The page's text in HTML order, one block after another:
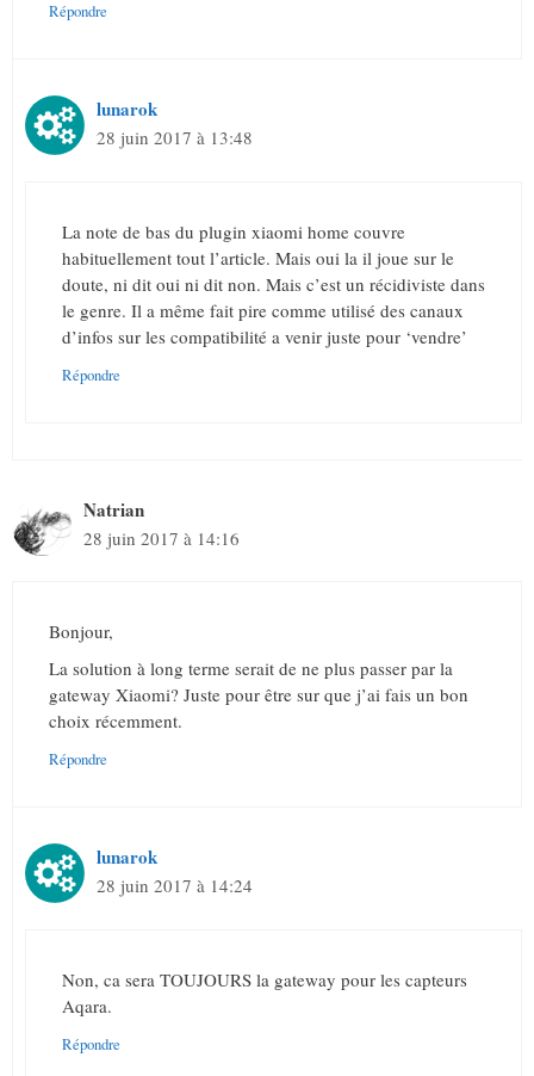
Répondre
lunarok
28 juin 2017 à 13:48
La note de bas du plugin xiaomi home couvre
habituellement tout l’article. Mais oui la il joue sur le
doute, ni dit oui ni dit non. Mais c’est un récidiviste dans
le genre. Il a même fait pire comme utilisé des canaux
d’infos sur les compatibilité a venir juste pour ‘vendre’
Répondre
Natrian
28 juin 2017 à 14:16
Bonjour,
La solution à long terme serait de ne plus passer par la
gateway Xiaomi? Juste pour être sur que j’ai fais un bon
choix récemment.
Répondre
lunarok
28 juin 2017 à 14:24
Non, ca sera TOUJOURS la gateway pour les capteurs
Aqara.
Répondre